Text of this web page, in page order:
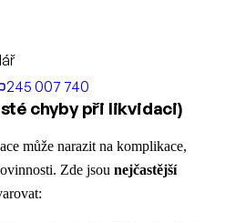
245 007 740
chyby při likvidaci)
může narazit na komplikace,
Zde jsou nejčastější